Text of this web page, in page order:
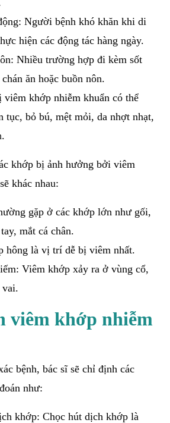
Người bệnh khó khăn khi di
hiện các động tác hàng ngày.
Nhiều trường hợp đi kèm sốt
ăn hoặc buồn nôn.
viêm khớp nhiễm khuẩn có thể
tục, bỏ bú, mệt mỏi, da nhợt nhạt,
khớp bị ảnh hưởng bởi viêm
khác nhau:
gặp ở các khớp lớn như gối,
mắt cá chân.
hông là vị trí dễ bị viêm nhất.
Viêm khớp xảy ra ở vùng cổ,
vai.
viêm khớp nhiễm
bệnh, bác sĩ sẽ chỉ định các
như:
khớp: Chọc hút dịch khớp là